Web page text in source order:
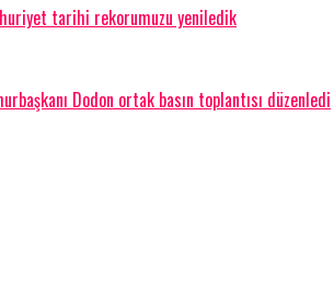
tarihi rekorumuzu yeniledik
Dodon ortak basın toplantısı düzenledi